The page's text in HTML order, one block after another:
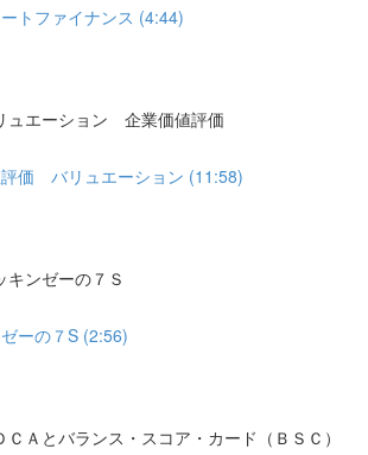
トファイナンス (4:44)
エーション 企業価値評価
価 バリュエーション (11:58)
ンゼーの７Ｓ
ーの７S (2:56)
Ａとバランス・スコア・カード（ＢＳＣ）